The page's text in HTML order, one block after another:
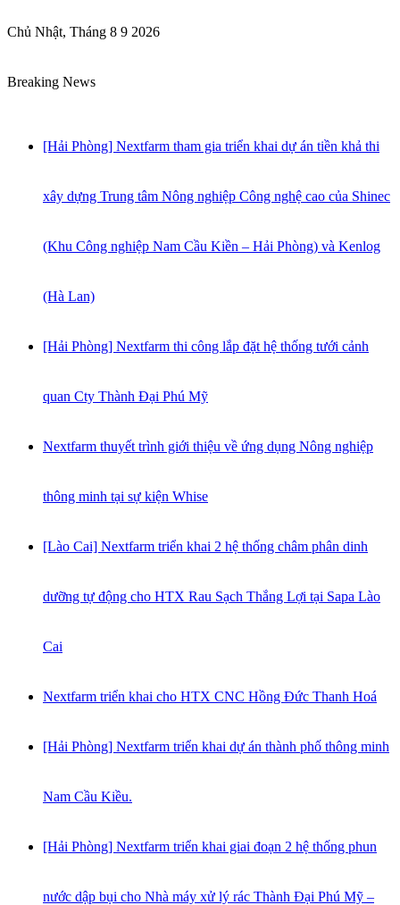
Chủ Nhật, Tháng 8 9 2026
Breaking News
[Hải Phòng] Nextfarm tham gia triển khai dự án tiền khả thi
xây dựng Trung tâm Nông nghiệp Công nghệ cao của Shinec
(Khu Công nghiệp Nam Cầu Kiền – Hải Phòng) và Kenlog
(Hà Lan)
[Hải Phòng] Nextfarm thi công lắp đặt hệ thống tưới cảnh
quan Cty Thành Đại Phú Mỹ
Nextfarm thuyết trình giới thiệu về ứng dụng Nông nghiệp
thông minh tại sự kiện Whise
[Lào Cai] Nextfarm triển khai 2 hệ thống châm phân dinh
dưỡng tự động cho HTX Rau Sạch Thắng Lợi tại Sapa Lào
Cai
Nextfarm triển khai cho HTX CNC Hồng Đức Thanh Hoá
[Hải Phòng] Nextfarm triển khai dự án thành phố thông minh
Nam Cầu Kiều.
[Hải Phòng] Nextfarm triển khai giai đoạn 2 hệ thống phun
nước dập bụi cho Nhà máy xử lý rác Thành Đại Phú Mỹ –